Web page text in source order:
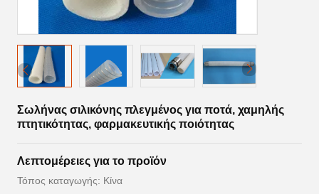
Σωλήνας σιλικόνης πλεγμένος για ποτά, χαμηλής
πτητικότητας, φαρμακευτικής ποιότητας
Λεπτομέρειες για το προϊόν
Τόπος καταγωγής: Κίνα